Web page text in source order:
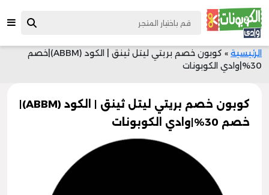
الرئيسية »
كوبون خصم بريتي ليتل ثينق | الكود (ABBM)|خصم
30%|وادي الكوبونات
كوبون خصم بريتي ليتل ثينق | الكود (ABBM)|
خصم 30%|وادي الكوبونات